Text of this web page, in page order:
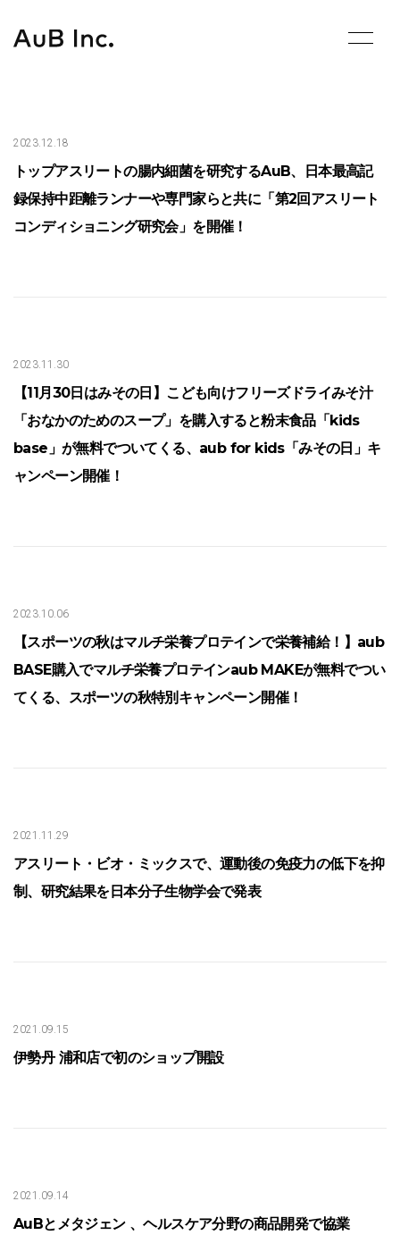
content
2023.12.18
トップアスリートの腸内細菌を研究するAuB、日本最高記
録保持中距離ランナーや専門家らと共に「第2回アスリート
コンディショニング研究会」を開催！
2023.11.30
【11月30日はみその日】こども向けフリーズドライみそ汁
「おなかのためのスープ」を購入すると粉末食品「kids
base」が無料でついてくる、aub for kids「みその日」キ
ャンペーン開催！
2023.10.06
【スポーツの秋はマルチ栄養プロテインで栄養補給！】aub
BASE購入でマルチ栄養プロテインaub MAKEが無料でつい
てくる、スポーツの秋特別キャンペーン開催！
2021.11.29
アスリート・ビオ・ミックスで、運動後の免疫力の低下を抑
制、研究結果を日本分子生物学会で発表
2021.09.15
伊勢丹 浦和店で初のショップ開設
2021.09.14
AuBとメタジェン 、ヘルスケア分野の商品開発で協業